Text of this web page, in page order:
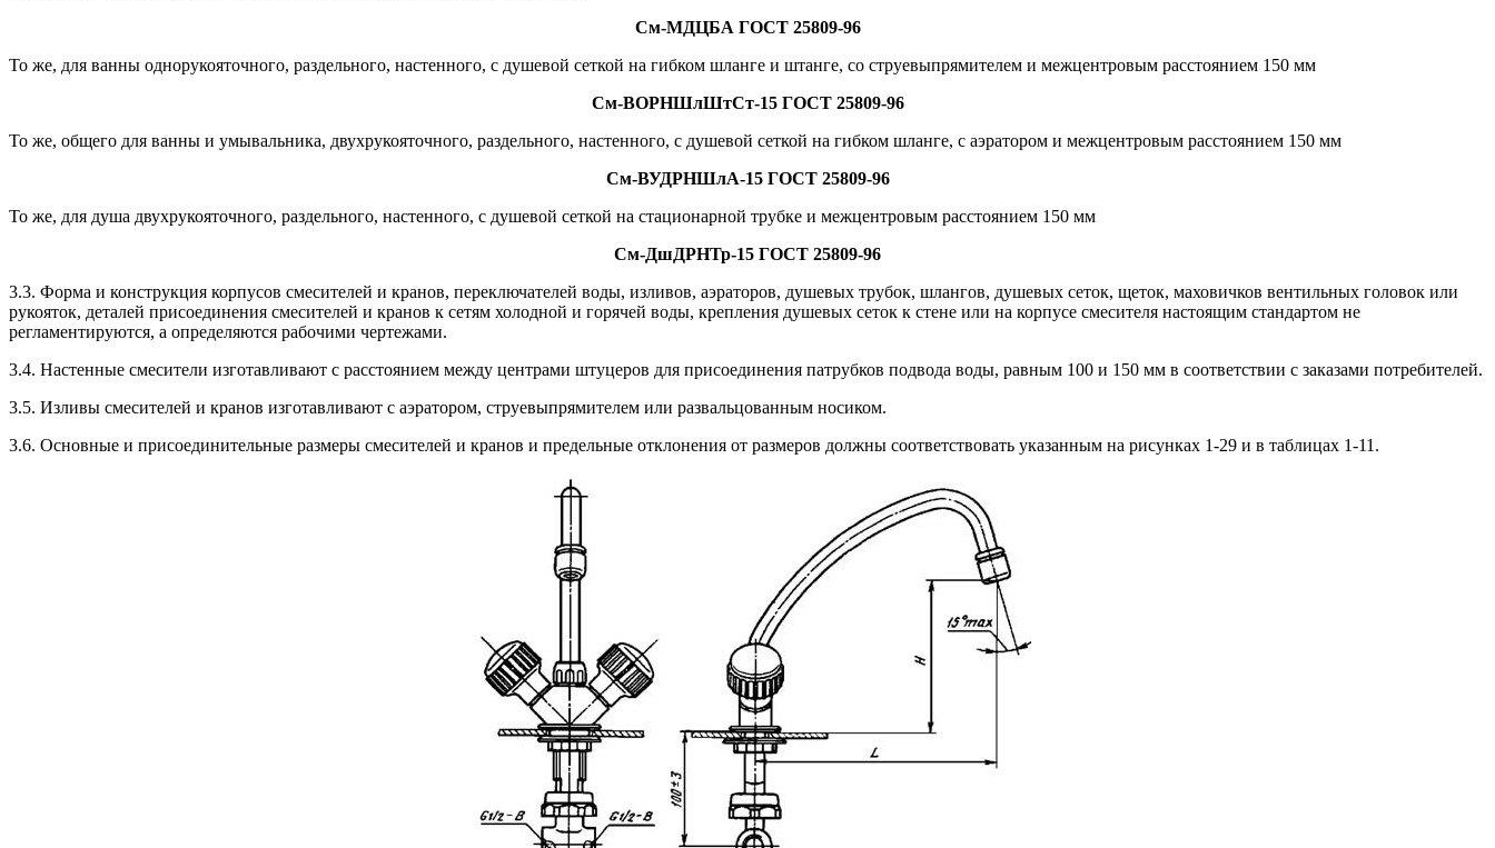
См-МДЦБА ГОСТ 25809-96
То же, для ванны однорукояточного, раздельного, настенного, с душевой сеткой на гибком шланге и штанге, со струевыпрямителем и межцентровым расстоянием 150 мм
См-ВОРНШлШтСт-15 ГОСТ 25809-96
То же, общего для ванны и умывальника, двухрукояточного, раздельного, настенного, с душевой сеткой на гибком шланге, с аэратором и межцентровым расстоянием 150 мм
См-ВУДРНШлА-15 ГОСТ 25809-96
То же, для душа двухрукояточного, раздельного, настенного, с душевой сеткой на стационарной трубке и межцентровым расстоянием 150 мм
См-ДшДРНТр-15 ГОСТ 25809-96
3.3. Форма и конструкция корпусов смесителей и кранов, переключателей воды, изливов, аэраторов, душевых трубок, шлангов, душевых сеток, щеток, маховичков вентильных головок или
рукояток, деталей присоединения смесителей и кранов к сетям холодной и горячей воды, крепления душевых сеток к стене или на корпусе смесителя настоящим стандартом не
регламентируются, а определяются рабочими чертежами.
3.4. Настенные смесители изготавливают с расстоянием между центрами штуцеров для присоединения патрубков подвода воды, равным 100 и 150 мм в соответствии с заказами потребителей.
3.5. Изливы смесителей и кранов изготавливают с аэратором, струевыпрямителем или развальцованным носиком.
3.6. Основные и присоединительные размеры смесителей и кранов и предельные отклонения от размеров должны соответствовать указанным на рисунках 1-29 и в таблицах 1-11.